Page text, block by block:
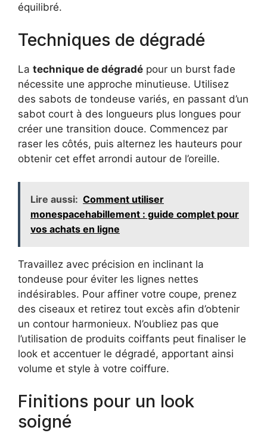
équilibré.
Techniques de dégradé
La technique de dégradé pour un burst fade
nécessite une approche minutieuse. Utilisez
des sabots de tondeuse variés, en passant d’un
sabot court à des longueurs plus longues pour
créer une transition douce. Commencez par
raser les côtés, puis alternez les hauteurs pour
obtenir cet effet arrondi autour de l’oreille.
Lire aussi: Comment utiliser
monespacehabillement : guide complet pour
vos achats en ligne
Travaillez avec précision en inclinant la
tondeuse pour éviter les lignes nettes
indésirables. Pour affiner votre coupe, prenez
des ciseaux et retirez tout excès afin d’obtenir
un contour harmonieux. N’oubliez pas que
l’utilisation de produits coiffants peut finaliser le
look et accentuer le dégradé, apportant ainsi
volume et style à votre coiffure.
Finitions pour un look
soigné